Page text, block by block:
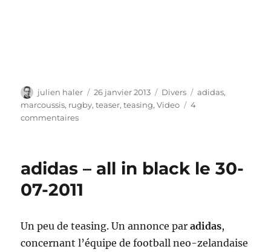
Auteur
julien haler
Publié
le
26 janvier 2013 Catégories
Divers Étiquettes
adidas,
marcoussis, rugby,teaser,teasing,Video
4
commentairessur
la
!
adidas – all in black le 30-
07-2011
Un peu de teasing. Un annonce paradidas,
concernant l’équipe de football neo-zelandaise